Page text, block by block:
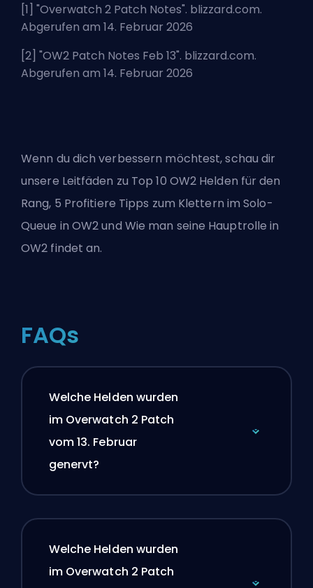
[1] "Overwatch 2 Patch Notes". blizzard.com.
Abgerufen am 14. Februar 2026
[2] "OW2 Patch Notes Feb 13". blizzard.com.
Abgerufen am 14. Februar 2026
Wenn du dich verbessern möchtest, schau dir
unsere Leitfäden zu Top 10 OW2 Helden für den
Rang, 5 Profitiere Tipps zum Klettern im Solo-
Queue in OW2und Wie man seine Hauptrolle in
OW2 findet an.
FAQs
Welche Helden wurden
im Overwatch 2 Patch
vom 13. Februar
genervt?
Welche Helden wurden
im Overwatch 2 Patch